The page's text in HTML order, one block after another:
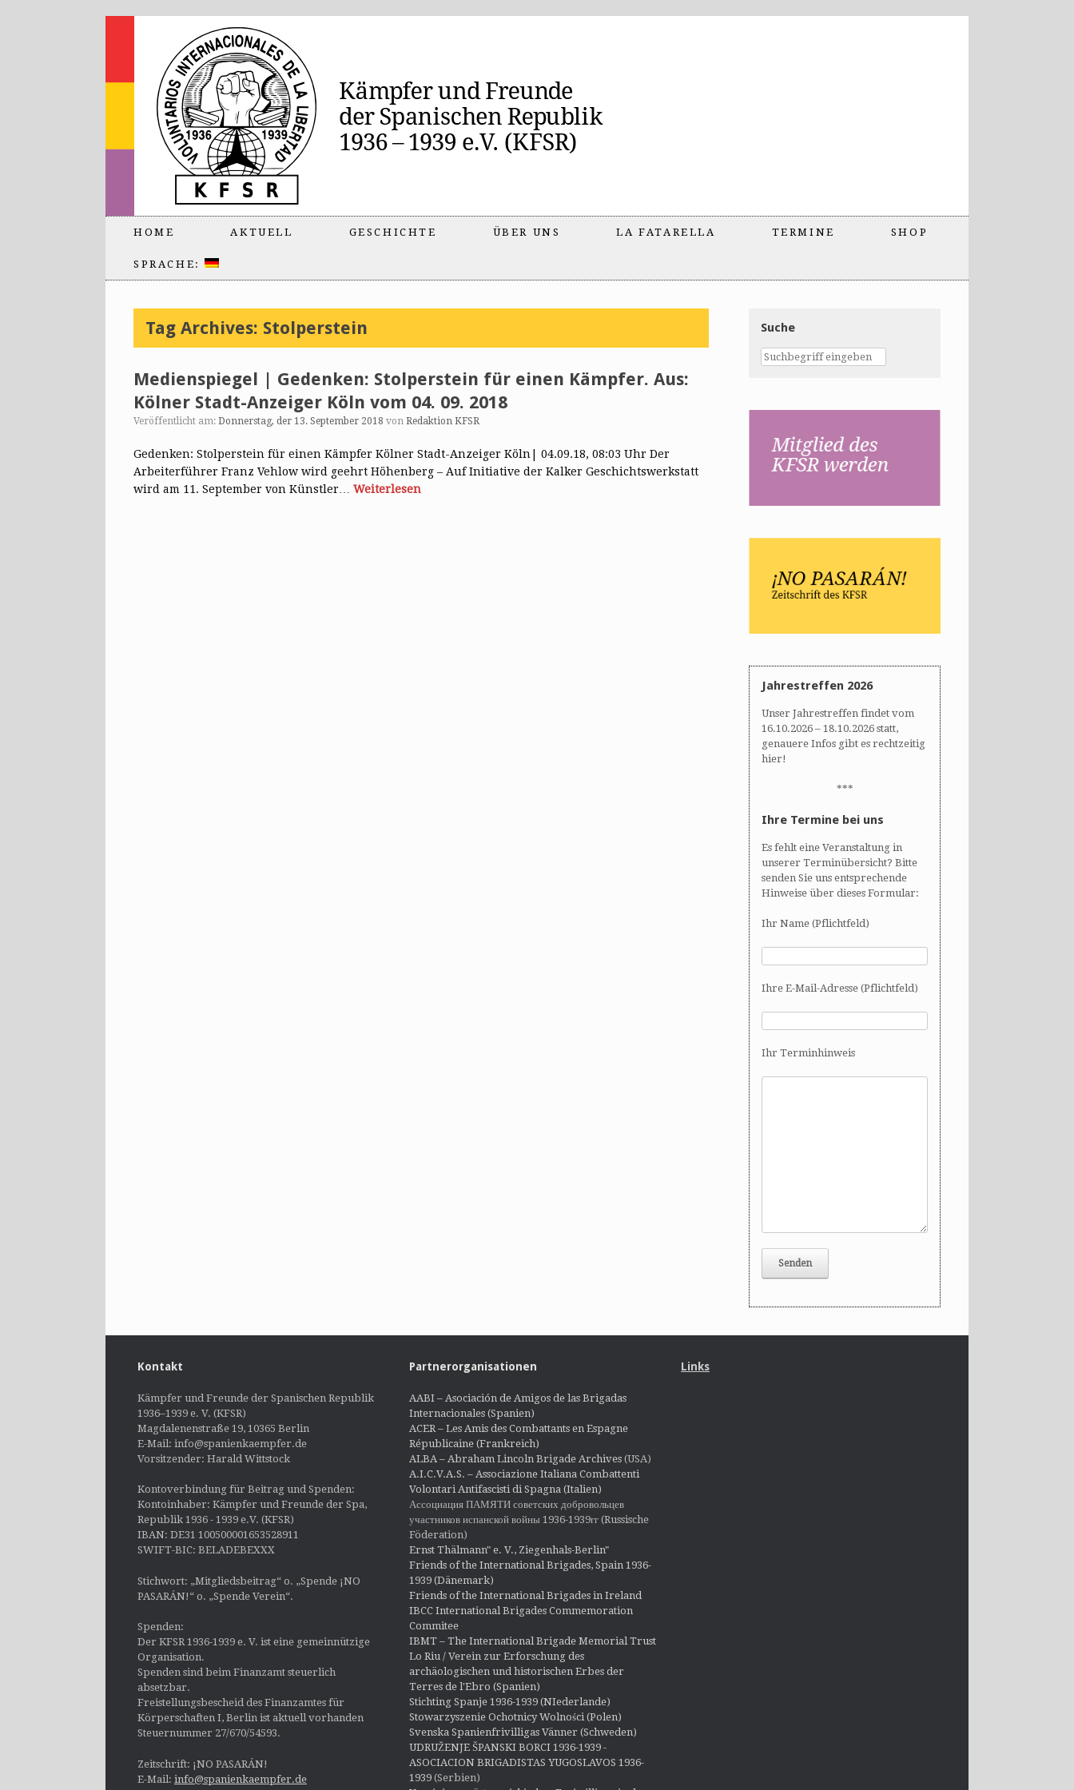
HOME AKTUELL GESCHICHTE ÜBER UNS LA FATARELLA TERMINE SHOP
SPRACHE:
Tag Archives: Stolperstein
Medienspiegel | Gedenken: Stolperstein für einen Kämpfer. Aus:
Kölner Stadt-Anzeiger Köln vom 04. 09. 2018
Veröffentlicht am: Donnerstag, der 13. September 2018 von Redaktion KFSR
Gedenken: Stolperstein für einen Kämpfer Kölner Stadt-Anzeiger Köln| 04.09.18, 08:03 Uhr Der
Arbeiterführer Franz Vehlow wird geehrt Höhenberg – Auf Initiative der Kalker Geschichtswerkstatt
wird am 11. September von Künstler… Weiterlesen
Suche
Jahrestreffen 2026
Unser Jahrestreffen findet vom
16.10.2026 – 18.10.2026 statt,
genauere Infos gibt es rechtzeitig
hier!
***
Ihre Termine bei uns
Es fehlt eine Veranstaltung in
unserer Terminübersicht? Bitte
senden Sie uns entsprechende
Hinweise über dieses Formular:
Ihr Name (Pflichtfeld)
Ihre E-Mail-Adresse (Pflichtfeld)
Ihr Terminhinweis
Kontakt
Kämpfer und Freunde der Spanischen Republik
1936–1939 e. V. (KFSR)
Magdalenenstraße 19, 10365 Berlin
E-Mail: info@spanienkaempfer.de
Vorsitzender: Harald Wittstock
Kontoverbindung für Beitrag und Spenden:
Kontoinhaber: Kämpfer und Freunde der Spa,
Republik 1936 - 1939 e.V. (KFSR)
IBAN: DE31 100500001653528911
SWIFT-BIC: BELADEBEXXX
Stichwort: „Mitgliedsbeitrag“ o. „Spende ¡NO
PASARÁN!“ o. „Spende Verein“.
Spenden:
Der KFSR 1936-1939 e. V. ist eine gemeinnützige
Organisation.
Spenden sind beim Finanzamt steuerlich
absetzbar.
Freistellungsbescheid des Finanzamtes für
Körperschaften I, Berlin ist aktuell vorhanden
Steuernummer 27/670/54593.
Zeitschrift: ¡NO PASARÁN!
E-Mail: info@spanienkaempfer.de
Partnerorganisationen
AABI – Asociación de Amigos de las Brigadas
Internacionales (Spanien)
ACER – Les Amis des Combattants en Espagne
Républicaine (Frankreich)
ALBA – Abraham Lincoln Brigade Archives(USA)
A.I.C.V.A.S. – Associazione Italiana Combattenti
Volontari Antifascisti di Spagna (Italien)
Ассоциация ПАМЯТИ советских добровольцев
участников испанской войны 1936-1939гг (Russische
Föderation)
Ernst Thälmann" e. V., Ziegenhals-Berlin"
Friends of the International Brigades, Spain 1936-
1939 (Dänemark)
Friends of the International Brigades in Ireland
IBCC International Brigades Commemoration
Commitee
IBMT – The International Brigade Memorial Trust
Lo Riu / Verein zur Erforschung des
archäologischen und historischen Erbes der
Terres de l'Ebro (Spanien)
Stichting Spanje 1936-1939 (NIederlande)
Stowarzyszenie Ochotnicy Wolności (Polen)
Svenska Spanienfrivilligas Vänner (Schweden)
UDRUŽENJE ŠPANSKI BORCI 1936-1939 -
ASOCIACION BRIGADISTAS YUGOSLAVOS 1936-
1939(Serbien)
Links